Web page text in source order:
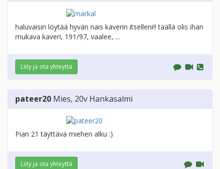
haluvaisin löytää hyvän nais kaverin itselleni!! täällä olis ihan
mukava kaveri, 191/97, vaalee, ...
Liity ja ota yhteyttä
pateer20 Mies, 20v Hankasalmi
Pian 21 täyttävä miehen alku :)
Liity ja ota yhteyttä